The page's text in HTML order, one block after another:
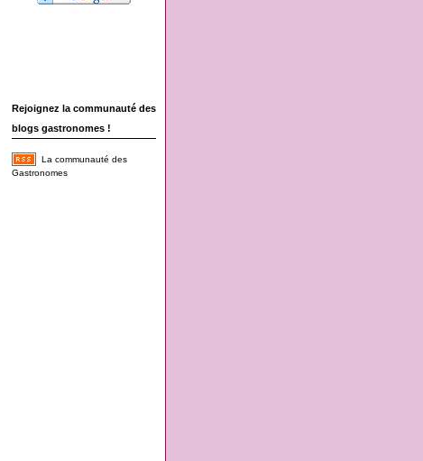
Rejoignez la communauté des
blogs gastronomes !
La communauté des
Gastronomes